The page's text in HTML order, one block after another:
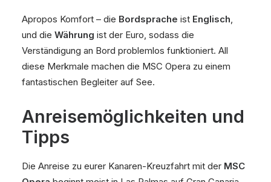
Apropos Komfort – die Bordsprache ist Englisch,
und die Währung ist der Euro, sodass die
Verständigung an Bord problemlos funktioniert. All
diese Merkmale machen die MSC Opera zu einem
fantastischen Begleiter auf See.
Anreisemöglichkeiten und
Tipps
Die Anreise zu eurer Kanaren-Kreuzfahrt mit der MSC